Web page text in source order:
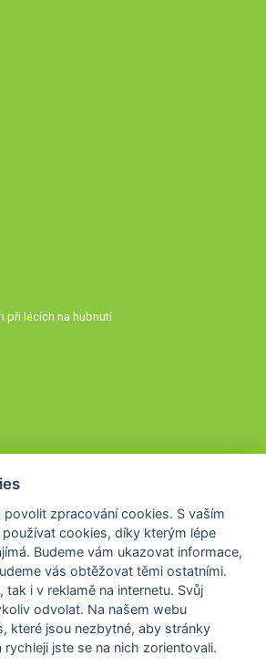
při lécích na hubnutí
údaji
povolit zpracování cookies. S vaším
cookies, díky kterým lépe
. Budeme vám ukazovat informace,
vás obtěžovat těmi ostatními.
tak i v reklamě na internetu. Svůj
odvolat. Na našem webu
které jsou nezbytné, aby stránky
jste se na nich zorientovali.